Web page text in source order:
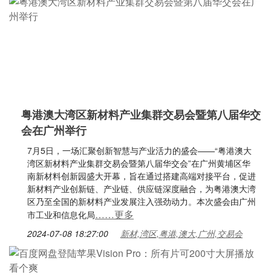
粤港澳大湾区新材料产业集群交易会暨第八届华交
会在广州举行
7月5日，一场汇聚创新智慧与产业活力的盛会——“粤港澳大
湾区新材料产业集群交易会暨第八届华交会”在广州黄埔区华
南新材料创新园盛大开幕，旨在通过搭建高端对接平台，促进
新材料产业创新链、产业链、供应链深度融合，为粤港澳大湾
区乃至全国的新材料产业发展注入强劲动力。本次盛会由广州
市工业和信息化局……更多
2024-07-08 18:27:00 新材,湾区,粤港,澳大,广州,交易会